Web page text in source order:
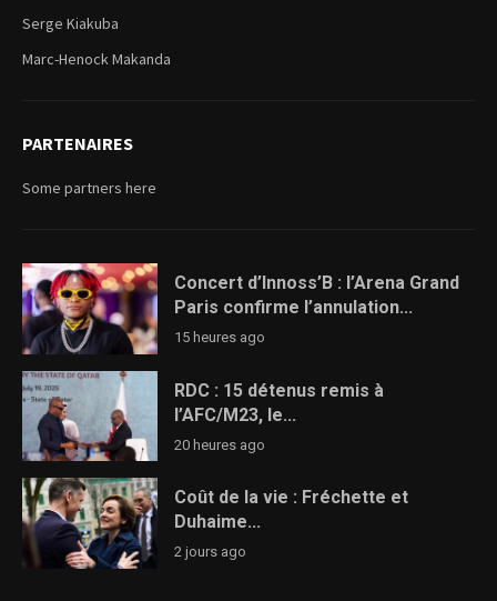
Serge Kiakuba
Marc-Henock Makanda
PARTENAIRES
Some partners here
Concert d’Innoss’B : l’Arena Grand
Paris confirme l’annulation...
15 heures ago
RDC : 15 détenus remis à
l’AFC/M23, le...
20 heures ago
Coût de la vie : Fréchette et
Duhaime...
2 jours ago